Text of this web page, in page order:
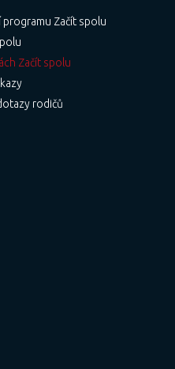
programu Začít spolu
Začít spolu
rodičů